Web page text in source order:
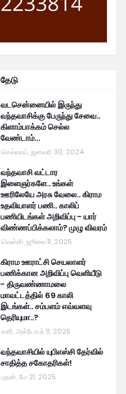
தேடு
வடசென்னையில் இருந்து
வந்தவாசிக்கு பேருந்து சேவை..
கிளாம்பாக்கம் செல்ல
வேண்டாம்...
செவ்வாய், ஜனவரி 30, 2024
வந்தவாசி வட்டார
இளைஞர்களே.. உங்கள்
ஊரிலேயே அரசு வேலை.. கிராம
உதவியாளர் பணி.. காலிப்
பணியிடங்கள் அறிவிப்பு - யார்
விண்ணப்பிக்கலாம்? முழு விவரம்
வெள்ளி, ஜூலை 11, 2025
கிராம ஊராட்சி செயலாளர்
பணிக்கான அறிவிப்பு வெளியீடு
- திருவண்ணாமலை
மாவட்டத்தில் 69 காலி
இடங்கள்.. சம்பளம் எவ்வளவு
தெரியுமா..?
சனி, அக்டோபர் 11, 2025
வந்தவாசியில் யுபிஎஸ்சி தேர்வில்
சாதித்த சகோதரிகள்!
புதன், மே 21, 2025